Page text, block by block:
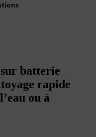
batterie
rapide
ou à